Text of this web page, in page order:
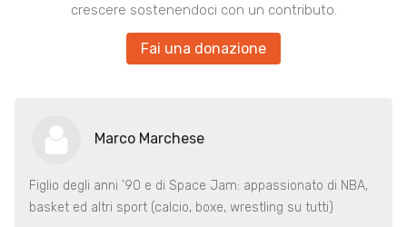
crescere sostenendoci con un contributo.
Fai una donazione
Marco Marchese
Figlio degli anni '90 e di Space Jam: appassionato di NBA,
basket ed altri sport (calcio, boxe, wrestling su tutti)